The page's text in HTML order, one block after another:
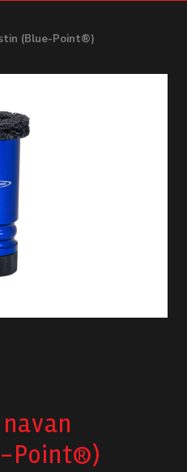
työkalut
(Blue-Point®)
Point®)